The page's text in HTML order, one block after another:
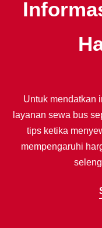
Untuk mendatkan
layanan sewa bus
tips ketika
mempengaruhi